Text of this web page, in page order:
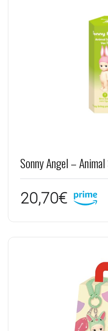
Sonny Angel – Animal
20,70€